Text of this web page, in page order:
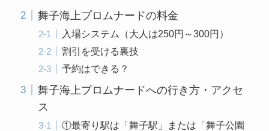
舞子海上プロムナードの料金
入場システム（大人は250円～300円）
割引を受ける裏技
予約はできる？
舞子海上プロムナードへの行き方・アクセ
ス
①最寄り駅は「舞子駅」または「舞子公園